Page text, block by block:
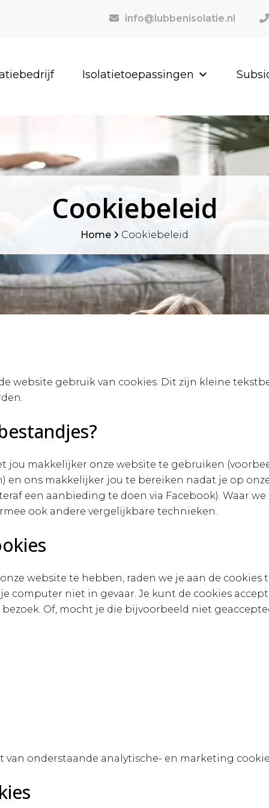
info@lubbenisolatie.nl
Isolatietoepassingen
Cookiebeleid
Home Cookiebeleid
website gebruik van cookies. Dit zijn kleine
jou makkelijker onze website te gebruiken
en ons makkelijker jou te bereiken nadat je op
een aanbieding te doen via Facebook). Waar
ook andere vergelijkbare technieken.
website te hebben, raden we je aan de cookies
computer niet in gevaar. Je kunt de cookies
Of, mocht je die bijvoorbeeld niet
onderstaande analytische- en marketing